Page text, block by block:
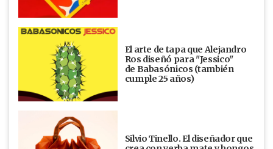
El arte de tapa que Alejandro
Ros diseñó para "Jessico"
de Babasónicos (también
cumple 25 años)
Silvio Tinello. El diseñador que